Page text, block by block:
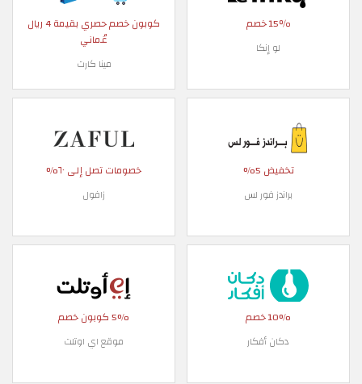
15٪ خصم
لو إنكا
كوبون خصم حصري بقيمة 4 ريال
عُماني
مينا كارت
تخفيض 5%
براندز فور لس
خصومات تصل إلى ٦٠%
زافول
10% خصم
دكان أفكار
5% كوبون خصم
موقع اي اوتلت